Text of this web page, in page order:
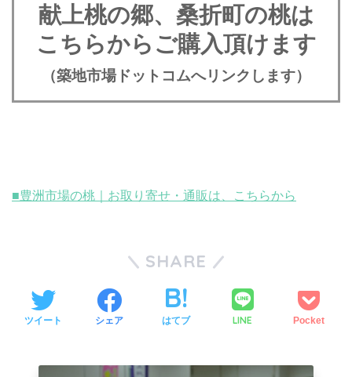
献上桃の郷、桑折町の桃は
こちらからご購入頂けます
（築地市場ドットコムへリンクします）
■豊洲市場の桃｜お取り寄せ・通販は、こちらから
SHARE
ツイート シェア はてブ LINE Pocket